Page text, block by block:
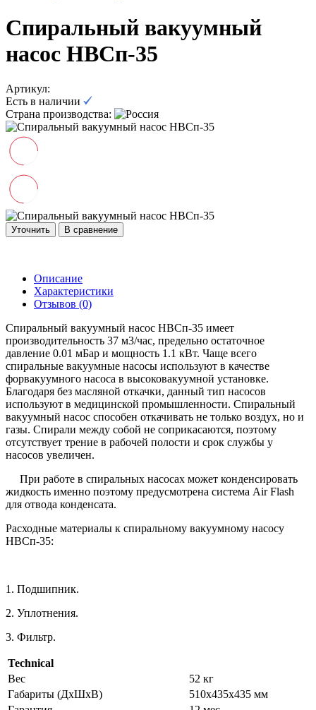
Спиральный вакуумный
насос НВСп-35
Артикул:
Есть в наличии
Страна производства:
Уточнить В сравнение
Описание
Характеристики
Отзывов (0)
Спиральный вакуумный насос НВСп-35 имеет
производительность 37 м3/час, предельно остаточное
давление 0.01 мБар и мощность 1.1 кВт. Чаще всего
спиральные вакуумные насосы используют в качестве
форвакуумного насоса в высоковакуумной установке.
Благодаря без масляной откачки, данный тип насосов
используют в медицинской промышленности. Спиральный
вакуумный насос способен откачивать не только воздух, но и
газы. Спирали между собой не соприкасаются, поэтому
отсутствует трение в рабочей полости и срок службы у
насосов увеличен.
При работе в спиральных насосах может конденсировать
жидкость именно поэтому предусмотрена система Air Flash
для отвода конденсата.
Расходные материалы к спиральному вакуумному насосу
НВСп-35:
1. Подшипник.
2. Уплотнения.
3. Фильтр.
Technical
Вес
52 кг
Габариты (ДхШхВ)
510x435x435 мм